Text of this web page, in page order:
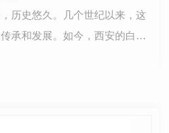
历史悠久。几个世纪以来，这
承和发展。如今，西安的白铁
，融合了现代设计理念和…